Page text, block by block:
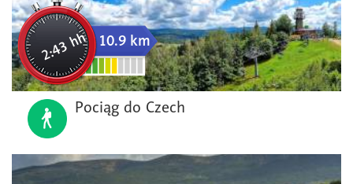
2:43 hh 10.9 km
Pociąg do Czech